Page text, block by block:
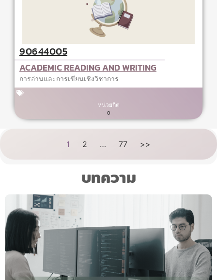
90644005
ACADEMIC READING AND WRITING
การอ่านและการเขียนเชิงวิชาการ
หน่วยกิต
0
1 2 … 77 >>
บทความ